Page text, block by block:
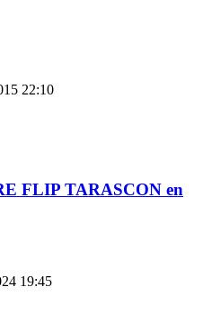
22:10
FLIP TARASCON en
19:45